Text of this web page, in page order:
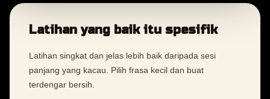
Latihan yang baik itu spesifik
Latihan singkat dan jelas lebih baik daripada sesi
panjang yang kacau. Pilih frasa kecil dan buat
terdengar bersih.